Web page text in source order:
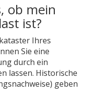
ob mein
ist?
Ihres
Sie eine
durch ein
lassen. Historische
geben